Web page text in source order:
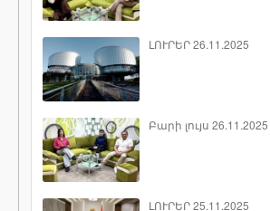
ԼՈՒՐԵՐ 26.11.2025
Բարի լույս 26.11.2025
ԼՈՒՐԵՐ 25.11.2025